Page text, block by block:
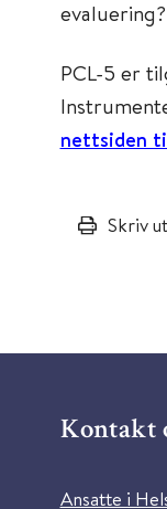
evaluering?
PCL-5 er
nettsiden
Skriv ut
Kontakt
Ansatte i